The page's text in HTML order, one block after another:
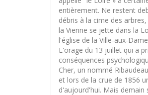
entièrement. Ne restent
débris à la cime des
la Vienne se jette dans la
l'église de la Ville-aux-
L'orage du 13 juillet qui a
conséquences
Cher, un nommé
et lors de la crue de 1856
d'aujourd'hui. Mais demain